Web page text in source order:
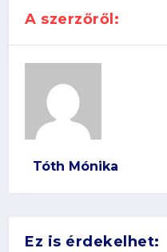
A szerzőről:
Tóth Mónika
Ez is érdekelhet: